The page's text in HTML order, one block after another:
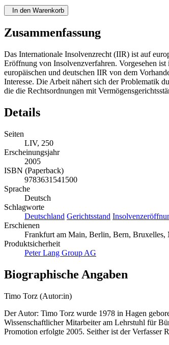
In den Warenkorb
Zusammenfassung
Das Internationale Insolvenzrecht (IIR) ist auf
Eröffnung von Insolvenzverfahren. Vorgesehen
europäischen und deutschen IIR von dem
Interesse. Die Arbeit nähert sich der Problematik
die die Rechtsordnungen mit
Details
Seiten
LIV, 250
Erscheinungsjahr
2005
ISBN (Paperback)
9783631541500
Sprache
Deutsch
Schlagworte
Deutschland Gerichtsstand
Erschienen
Frankfurt am Main, Berlin, Bern,
Produktsicherheit
Peter Lang Group AG
Biographische Angaben
Timo Torz (Autor:in)
Der Autor: Timo Torz wurde 1978 in Hagen
Wissenschaftlicher Mitarbeiter am Lehrstuhl für
Promotion erfolgte 2005. Seither ist der Verfasser